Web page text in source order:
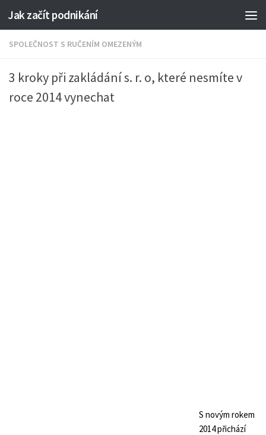
Jak začít podnikání
SPOLEČNOST S RUČENÍM OMEZENÝM
3 kroky při zakládání s. r. o, které nesmíte v
roce 2014 vynechat
S novým rokem
2014 přichází